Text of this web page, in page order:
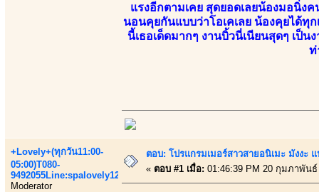
แรงอีกตามเคย สุดยอดเลยน้องมอนิ่ง
นอนคุยกันแบบว่าโอเคเลย น้องคุยได้ทุ
นี้เธอเด็ดมากๆ งานบิ้วนี่เนียนสุดๆ เป็
ท่
+Lovely+(ทุกวัน11:00-
05:00)T080-
9492055Line:spalovely123
Moderator
ตอบ: โปรแกรมเมอร์สาวสายอนิเมะ มังงะ
« ตอบ #1 เมื่อ: 01:46:39 PM 20 กุมภาพันธ์